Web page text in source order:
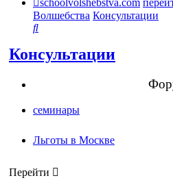
schoolvolshebstva.com
Волшебства Консультации
Поиск
Консультации
семинары
Льготы в Москве
Перейти